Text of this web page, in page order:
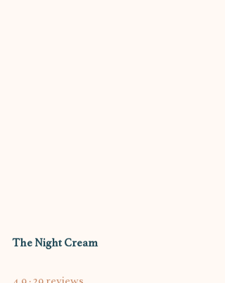
The Night Cream